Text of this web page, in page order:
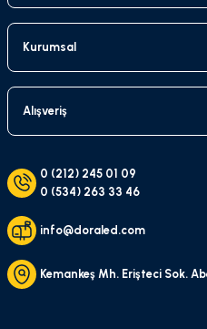
Kurumsal
Alışveriş
0 (212) 245 01 09
0 (534) 263 33 46
info@doraled.com
Kemankeş Mh. Erişteci Sok.